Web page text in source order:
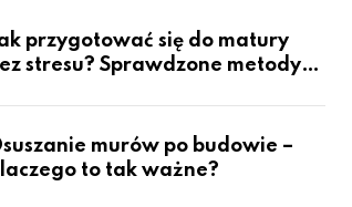
przygotować się do matury
stresu? Sprawdzone metody
murów po budowie –
to tak ważne?